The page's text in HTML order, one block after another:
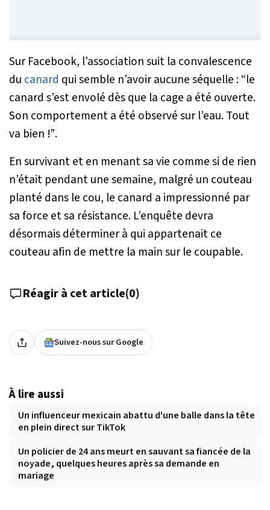
Sur Facebook, l’association suit la convalescence
du canard qui semble n’avoir aucune séquelle :“le
canard s’est envolé dès que la cage a été ouverte.
Son comportement a été observé sur l’eau. Tout
va bien !”.
En survivant et en menant sa vie comme si de rien
n’était pendant une semaine, malgré un couteau
planté dans le cou, le canard a impressionné par
sa force et sa résistance. L’enquête devra
désormais déterminer à qui appartenait ce
couteau afin de mettre la main sur le coupable.
Réagir à cet article(0)
Suivez-nous sur Google
À lire aussi
Un influenceur mexicain abattu d'une balle dans la tête
en plein direct sur TikTok
Un policier de 24 ans meurt en sauvant sa fiancée de la
noyade, quelques heures après sa demande en
mariage